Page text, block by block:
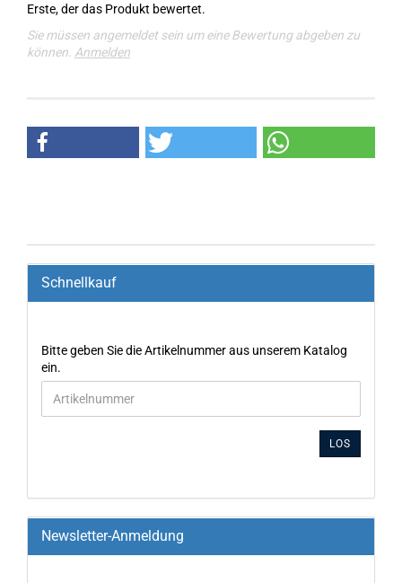
Erste, der das Produkt bewertet.
Sie müssen angemeldet sein um eine Bewertung abgeben zu
können. Anmelden
Schnellkauf
Bitte geben Sie die Artikelnummer aus unserem Katalog
ein.
LOS
Newsletter-Anmeldung